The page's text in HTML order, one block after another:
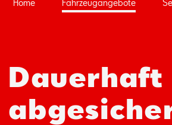
Zubehör
SEAT FOR BUSINESS
Home Fahrzeugangebote
Dauerhaft